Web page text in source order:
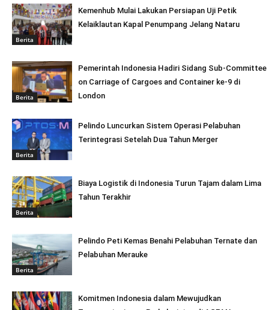
Berita
Kemenhub Mulai Lakukan Persiapan Uji Petik
Kelaiklautan Kapal Penumpang Jelang Nataru
Berita
Pemerintah Indonesia Hadiri Sidang Sub-Committee
on Carriage of Cargoes and Container ke-9 di
London
Berita
Pelindo Luncurkan Sistem Operasi Pelabuhan
Terintegrasi Setelah Dua Tahun Merger
Berita
Biaya Logistik di Indonesia Turun Tajam dalam Lima
Tahun Terakhir
Berita
Pelindo Peti Kemas Benahi Pelabuhan Ternate dan
Pelabuhan Merauke
Komitmen Indonesia dalam Mewujudkan